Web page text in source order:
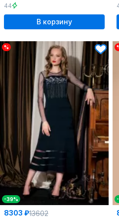
44
В корзину
%
-39%
8303 ₽13602